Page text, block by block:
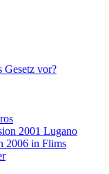
Gesetz vor?
2001 Lugano
2006 in Flims